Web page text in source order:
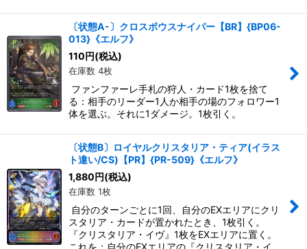
〔状態A-〕クロスボウスナイパー【BR】{BP06-
013}《エルフ》
110円(税込)
在庫数 4枚
ファンファーレ手札の狩人・カード1枚を捨て
る：相手のリーダー1人か相手の場のフォロワー1
体を選ぶ。それに1ダメージ。1枚引く。
〔状態B〕ロイヤルクリスタリア・ティア(イラス
ト違い/CS)【PR】{PR-509}《エルフ》
1,880円(税込)
在庫数 1枚
自分のターンごとに1回、自分のEXエリアにクリ
スタリア・カードが置かれたとき、1枚引く。
『クリスタリア・イヴ』1枚をEXエリアに置く。
これを：自分のEXエリアの『クリスタリア・イ